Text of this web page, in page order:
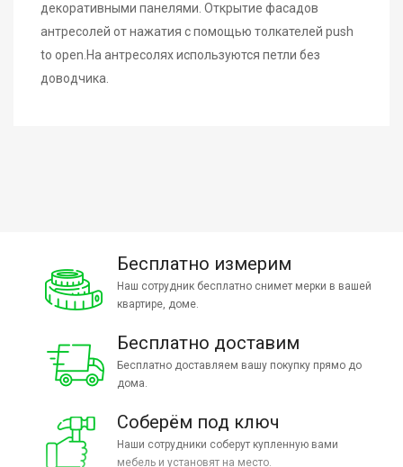
декоративными панелями. Открытие фасадов
антресолей от нажатия с помощью толкателей push
to open.На антресолях используются петли без
доводчика.
Бесплатно измерим
Наш сотрудник бесплатно снимет мерки в вашей
квартире, доме.
Бесплатно доставим
Бесплатно доставляем вашу покупку прямо до
дома.
Соберём под ключ
Наши сотрудники соберут купленную вами
мебель и установят на место.